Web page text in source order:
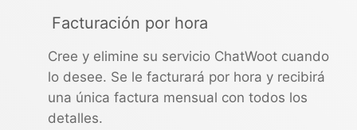
Facturación por hora
Cree y elimine su servicio ChatWoot cuando
lo desee. Se le facturará por hora y recibirá
una única factura mensual con todos los
detalles.